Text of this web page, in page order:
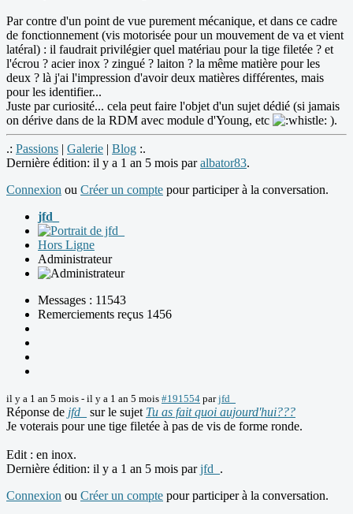
Par contre d'un point de vue purement mécanique, et dans ce cadre
de fonctionnement (vis motorisée pour un mouvement de va et vient
latéral) : il faudrait privilégier quel matériau pour la tige filetée ? et
l'écrou ? acier inox ? zingué ? laiton ? la même matière pour les
deux ? là j'ai l'impression d'avoir deux matières différentes, mais
pour les identifier...
Juste par curiosité... cela peut faire l'objet d'un sujet dédié (si jamais
on dérive dans de la RDM avec module d'Young, etc
).
.: Passions | Galerie | Blog :.
Dernière édition: il y a 1 an 5 mois paralbator83.
Connexion ou Créer un compte pour participer à la conversation.
jfd_
Hors Ligne
Administrateur
Messages : 11543
Remerciements reçus 1456
il y a 1 an 5 mois - il y a 1 an 5 mois #191554 parjfd_
Réponse de jfd_ sur le sujet Tu as fait quoi aujourd'hui???
Je voterais pour une tige filetée à pas de vis de forme ronde.
Edit : en inox.
Dernière édition: il y a 1 an 5 mois parjfd_ .
Connexion ou Créer un compte pour participer à la conversation.